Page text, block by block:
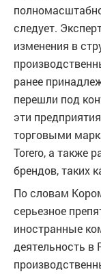
следует.
изменения в
ранее
перешли под
эти
торговыми
Torero, а также
брендов, таких
По словам
серьезное
иностранные
деятельность в